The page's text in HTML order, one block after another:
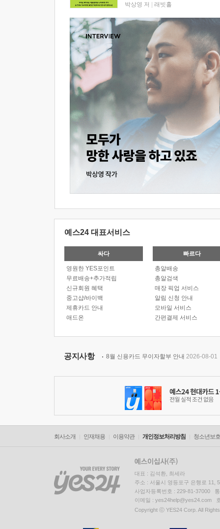
박상영 저 래빗홀
예스24 대표서비스
싸다
영원한 YES포인트
무료배송+추가적립
신규회원 혜택
중고샵/바이백
제휴카드 안내
애드온
빠르다
총알배송
총알검색
매장 픽업 서비스
알림 신청 안내
모바일 서비스
간편결제 서비스
공지사항 8월 신용카드 무이자할부 안내 2026-08-01
회사소개 인재채용 이용약관 개인정보처리방침 청소년보
대표 : 김석환, 최세라
주소 : 서울시 영등포구 은행로 11,
사업자등록번호 : 229-81-37000
이메일 : yes24help@yes24.com
Copyright ⓒ YES24 Corp. All